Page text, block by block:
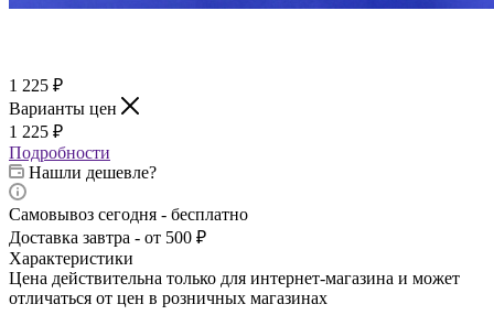
1 225 ₽
Варианты цен
1 225 ₽
Подробности
Нашли дешевле?
Самовывоз сегодня - бесплатно
Доставка завтра - от 500 ₽
Характеристики
Цена действительна только для интернет-магазина и может
отличаться от цен в розничных магазинах